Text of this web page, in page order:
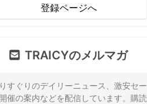
登録ページへ
TRAICYのメルマガ
すぐりのデイリーニュース、激安セー
催の案内などを配信しています。購読